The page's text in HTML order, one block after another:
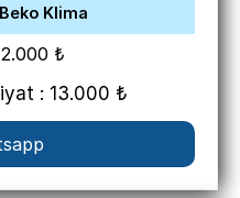
Klima
₺
: 13.000 ₺